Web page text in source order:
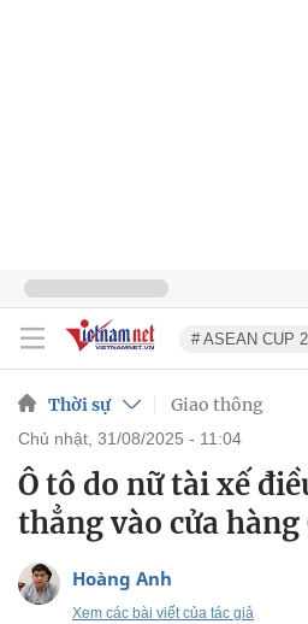
# ASEAN CUP
Thời sự Giao thông
chủ nhật, 31/08/2025 - 11:04
Ô tô do nữ tài xế
thẳng vào cửa hàng
Hoàng Anh
Xem các bài viết của tác giả